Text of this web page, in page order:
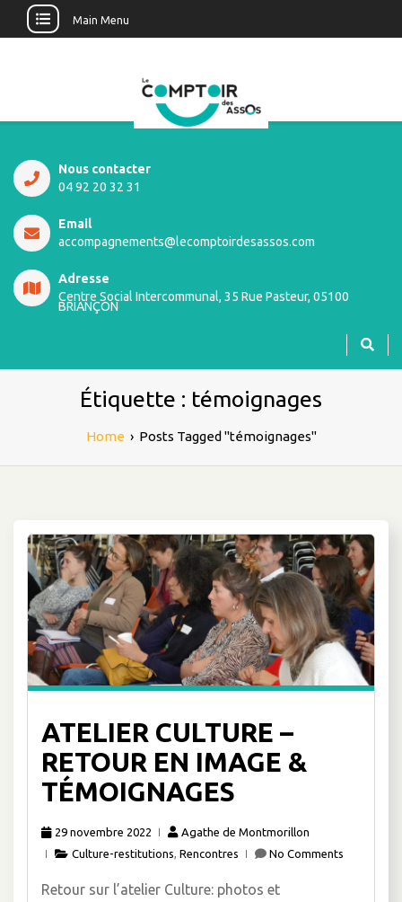
Main Menu
Nous contacter
04 92 20 32 31
Email
accompagnements@lecomptoirdesassos.com
Adresse
Centre Social Intercommunal, 35 Rue Pasteur, 05100
BRIANÇON
Étiquette : témoignages
Home › Posts Tagged "témoignages"
ATELIER CULTURE –
RETOUR EN IMAGE &
TÉMOIGNAGES
29 novembre 2022
Agathe de Montmorillon
Culture-restitutions, Rencontres No Comments
Retour sur l’atelier Culture: photos et